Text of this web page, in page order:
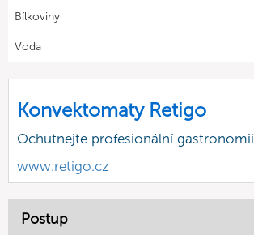
Bílkoviny
Voda
Konvektomaty Retigo
Ochutnejte profesionální gastronomii
www.retigo.cz
Postup